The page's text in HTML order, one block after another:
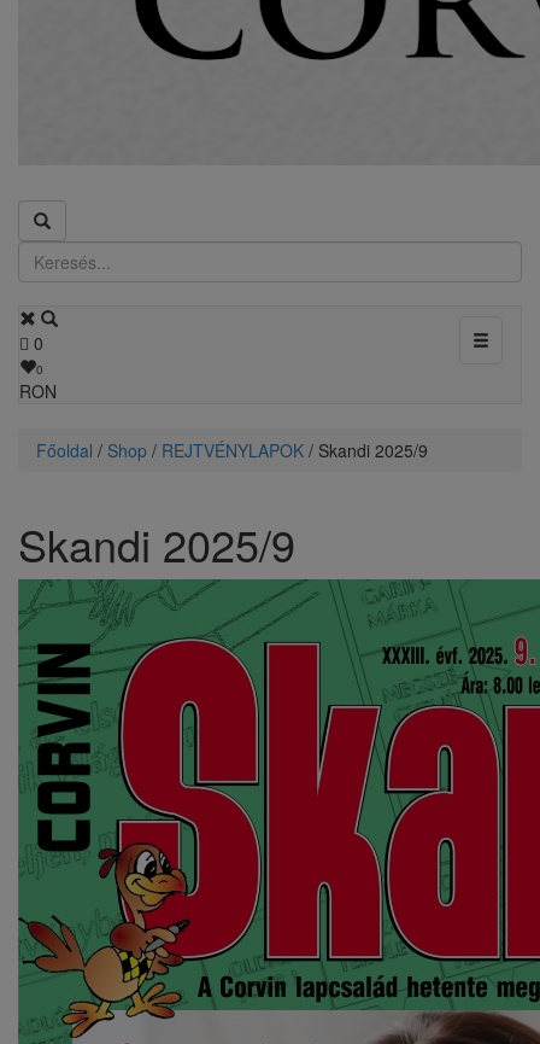
Toggle
0
0
RON
Főoldal / Shop / REJTVÉNYLAPOK / Skandi 2025/9
Skandi 2025/9